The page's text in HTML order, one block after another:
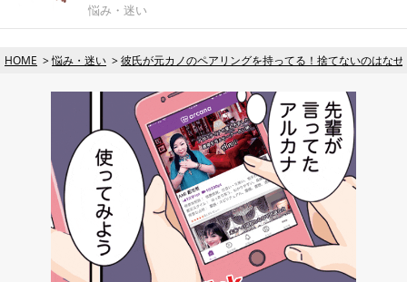
悩み・迷い
HOME 悩み・迷い 彼氏が元カノのペアリングを持ってる！捨てないのはなぜ